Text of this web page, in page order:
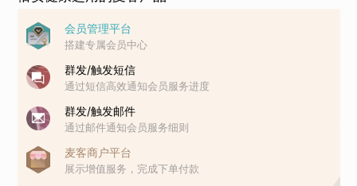
会员管理平台
搭建专属会员中心
群发/触发短信
通过短信高效通知会员服务进度
群发/触发邮件
通过邮件通知会员服务细则
麦客商户平台
展示增值服务，完成下单付款